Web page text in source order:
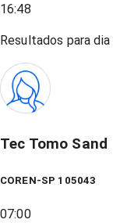
16:48
Resultados para dia
Tec Tomo Sand
COREN-SP 105043
07:00